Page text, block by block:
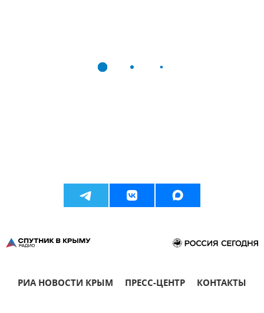
РИА НОВОСТИ КРЫМ ПРЕСС-ЦЕНТР КОНТАКТЫ